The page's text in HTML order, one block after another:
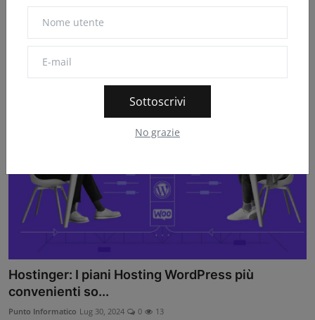
Sottoscrivi
No grazie
Punto Informatico Nov 7, 2024 0 8
I dettagli dell'ultima offerta di Serverplan sui piani di hosting
condiviso per...
Hostinger: I piani Hosting WordPress più
convenienti so...
Punto Informatico Lug 30, 2024 0 13